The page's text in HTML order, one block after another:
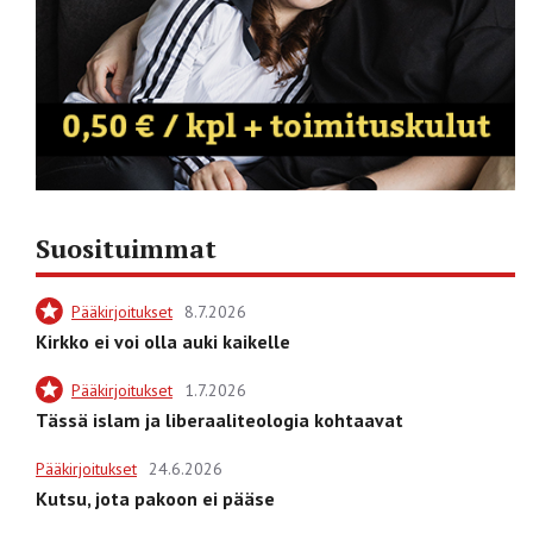
Suosituimmat
Pääkirjoitukset 8.7.2026
Kirkko ei voi olla auki kaikelle
Pääkirjoitukset 1.7.2026
Tässä islam ja liberaaliteologia kohtaavat
Pääkirjoitukset 24.6.2026
Kutsu, jota pakoon ei pääse